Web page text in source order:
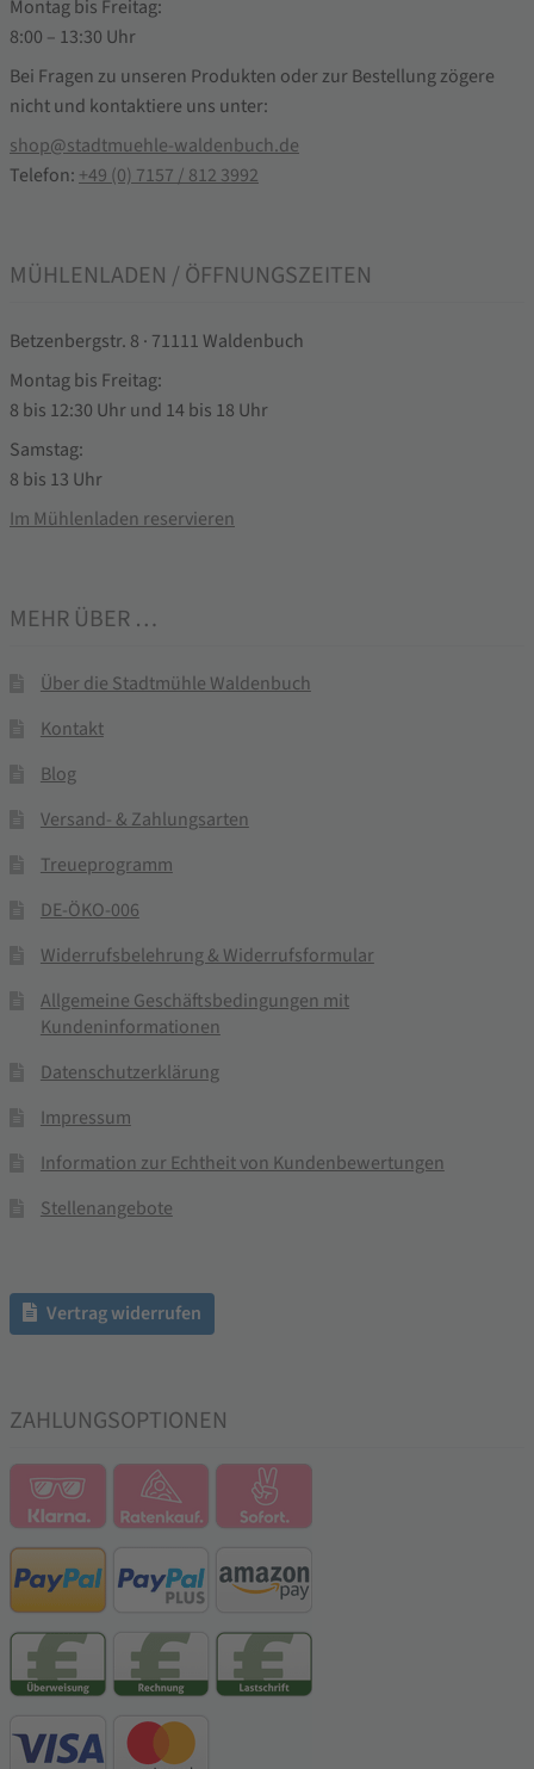
Montag bis Freitag:
8:00 – 13:30 Uhr
Bei Fragen zu unseren Produkten oder zur Bestellung zögere
nicht und kontaktiere uns unter:
shop@stadtmuehle-waldenbuch.de
Telefon: +49 (0) 7157 / 812 3992
MÜHLENLADEN / ÖFFNUNGSZEITEN
Betzenbergstr. 8 · 71111 Waldenbuch
Montag bis Freitag:
8 bis 12:30 Uhr und 14 bis 18 Uhr
Samstag:
8 bis 13 Uhr
Im Mühlenladen reservieren
MEHR ÜBER …
Über die Stadtmühle Waldenbuch
Kontakt
Blog
Versand- & Zahlungsarten
Treueprogramm
DE-ÖKO-006
Widerrufsbelehrung & Widerrufsformular
Allgemeine Geschäftsbedingungen mit
Kundeninformationen
Datenschutzerklärung
Impressum
Information zur Echtheit von Kundenbewertungen
Stellenangebote
Vertrag widerrufen
ZAHLUNGSOPTIONEN